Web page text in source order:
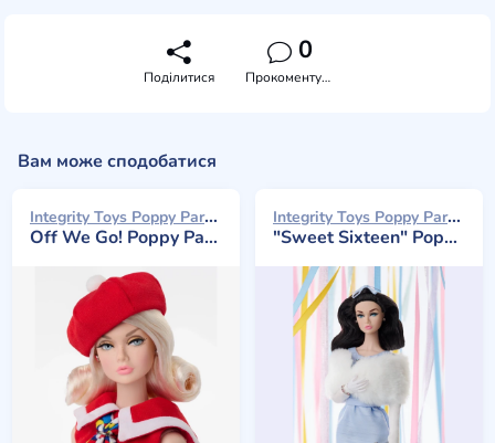
Поділитися
0
Прокоментувати
Вам може сподобатися
Integrity Toys Poppy Parker 2026
Off We Go! Poppy Parker
Integrity Toys Poppy Parker 2026
"Sweet Sixteen" Poppy Parker